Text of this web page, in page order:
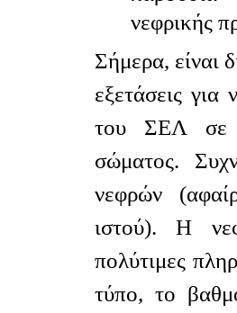
νεφρικής
Σήμερα, είναι
εξετάσεις για
του ΣΕΛ σε
σώματος.
νεφρών
ιστού). Η
πολύτιμες
τύπο, το